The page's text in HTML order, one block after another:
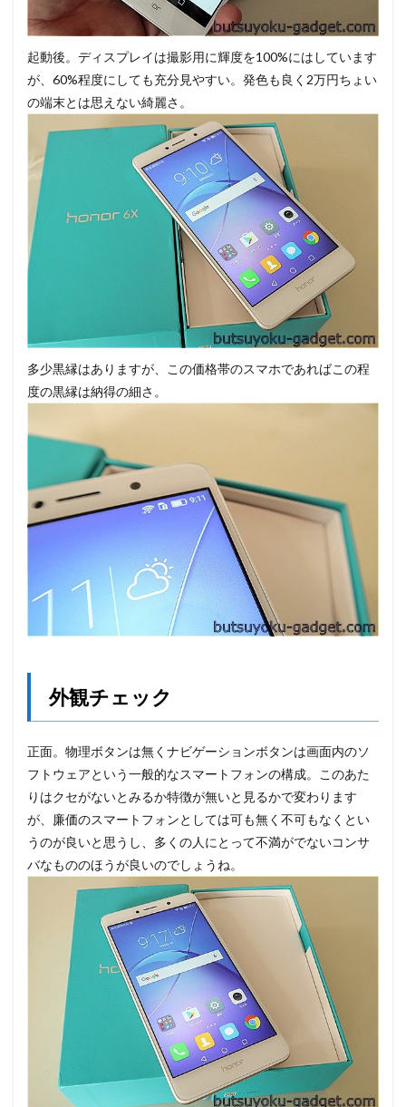
起動後。ディスプレイは撮影用に輝度を100%にはしています
が、60%程度にしても充分見やすい。発色も良く2万円ちょい
の端末とは思えない綺麗さ。
多少黒縁はありますが、この価格帯のスマホであればこの程
度の黒縁は納得の細さ。
外観チェック
正面。物理ボタンは無くナビゲーションボタンは画面内のソ
フトウェアという一般的なスマートフォンの構成。このあた
りはクセがないとみるか特徴が無いと見るかで変わります
が、廉価のスマートフォンとしては可も無く不可もなくとい
うのが良いと思うし、多くの人にとって不満がでないコンサ
バなもののほうが良いのでしょうね。